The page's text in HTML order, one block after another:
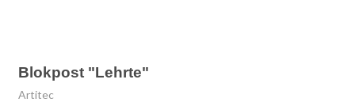
Blokpost "Lehrte"
Artitec